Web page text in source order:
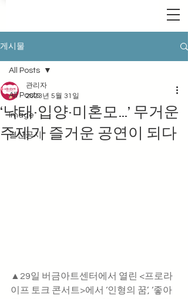
게시물
All Posts
Image
결산공시
All Posts
‘낙태·입양·미혼모…’ 무거운
주제가 즐거운 공연이 되다
관리자
2023년 5월 31일
▲29일 버금아트센터에서 열린 <프로라
이프 토크 콘서트>에서 ‘인형의 꿈’, ‘좋아